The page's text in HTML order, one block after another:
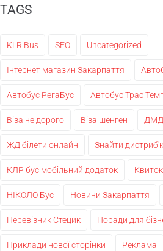
TAGS
KLR Bus SEO Uncategorized
Інтернет магазин Закарпаття
Автобус РегаБус Автобус Трас
Віза не дорого Віза шенген ДМД
ЖД білети онлайн Знайти
КЛР бус мобільний додаток Квиток
НІКОЛО Бус Новини Закарпаття
Перевізник Стецик Поради для
Приклади нової сторінки Реклама